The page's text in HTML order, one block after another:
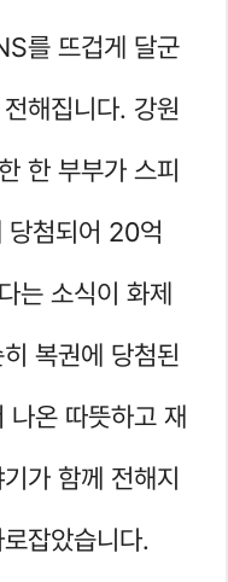
를 뜨겁게 달군
해집니다. 강원
한 부부가 스피
첨되어 20억
는 소식이 화제
복권에 당첨된
나온 따뜻하고 재
가 함께 전해지
잡았습니다.